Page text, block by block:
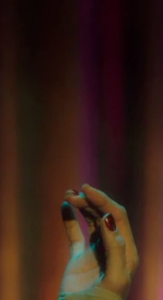
15 de enero de 2023, 14:14
Era el gran show